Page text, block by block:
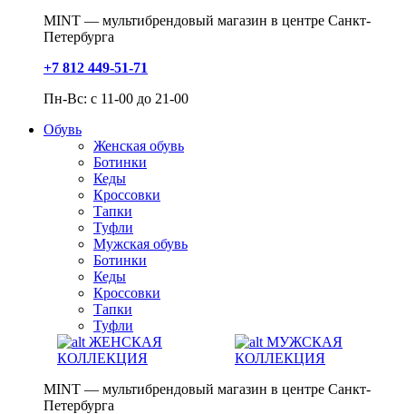
MINT — мультибрендовый магазин в центре Санкт-
Петербурга
+7 812 449-51-71
Пн-Вс: с 11-00 до 21-00
Обувь
Женская обувь
Ботинки
Кеды
Кроссовки
Тапки
Туфли
Мужская обувь
Ботинки
Кеды
Кроссовки
Тапки
Туфли
ЖЕНСКАЯ
КОЛЛЕКЦИЯ
МУЖСКАЯ
КОЛЛЕКЦИЯ
MINT — мультибрендовый магазин в центре Санкт-
Петербурга